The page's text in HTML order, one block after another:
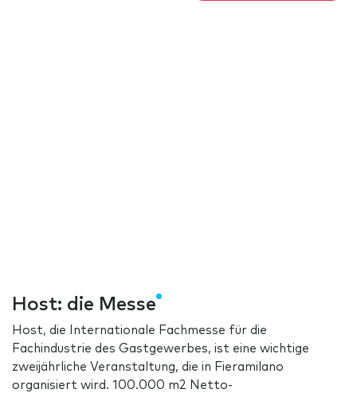
Host: die Messe
Host, die Internationale Fachmesse für die
Fachindustrie des Gastgewerbes, ist eine wichtige
zweijährliche Veranstaltung, die in Fieramilano
organisiert wird. 100.000 m2 Netto-